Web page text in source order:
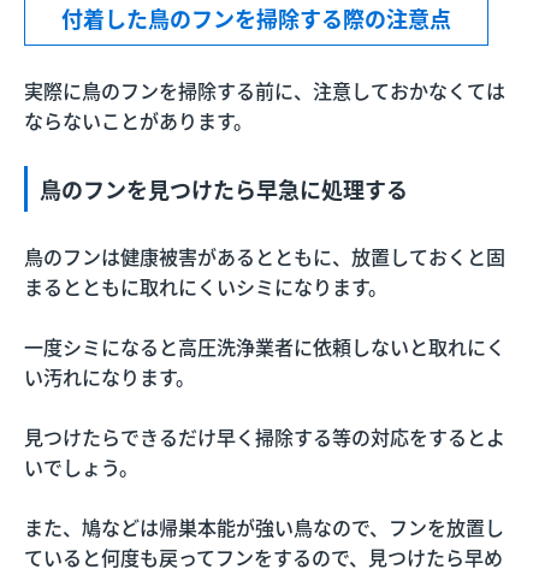
付着した鳥のフンを掃除する際の注意点
実際に鳥のフンを掃除する前に、注意しておかなくては
ならないことがあります。
鳥のフンを見つけたら早急に処理する
鳥のフンは健康被害があるとともに、放置しておくと固
まるとともに取れにくいシミになります。
一度シミになると高圧洗浄業者に依頼しないと取れにく
い汚れになります。
見つけたらできるだけ早く掃除する等の対応をするとよ
いでしょう。
また、鳩などは帰巣本能が強い鳥なので、フンを放置し
ていると何度も戻ってフンをするので、見つけたら早め